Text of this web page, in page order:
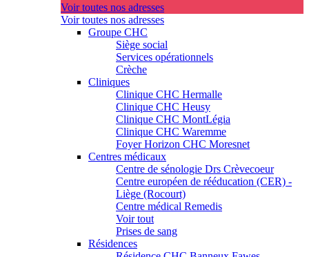
Voir toutes nos adresses
Voir toutes nos adresses
Groupe CHC
Siège social
Services opérationnels
Crèche
Cliniques
Clinique CHC Hermalle
Clinique CHC Heusy
Clinique CHC MontLégia
Clinique CHC Waremme
Foyer Horizon CHC Moresnet
Centres médicaux
Centre de sénologie Drs Crèvecoeur
Centre européen de rééducation (CER) -
Liège (Rocourt)
Centre médical Remedis
Voir tout
Prises de sang
Résidences